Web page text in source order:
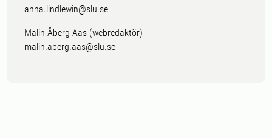
anna.lindlewin@slu.se
Malin Åberg Aas (webredaktör)
malin.aberg.aas@slu.se